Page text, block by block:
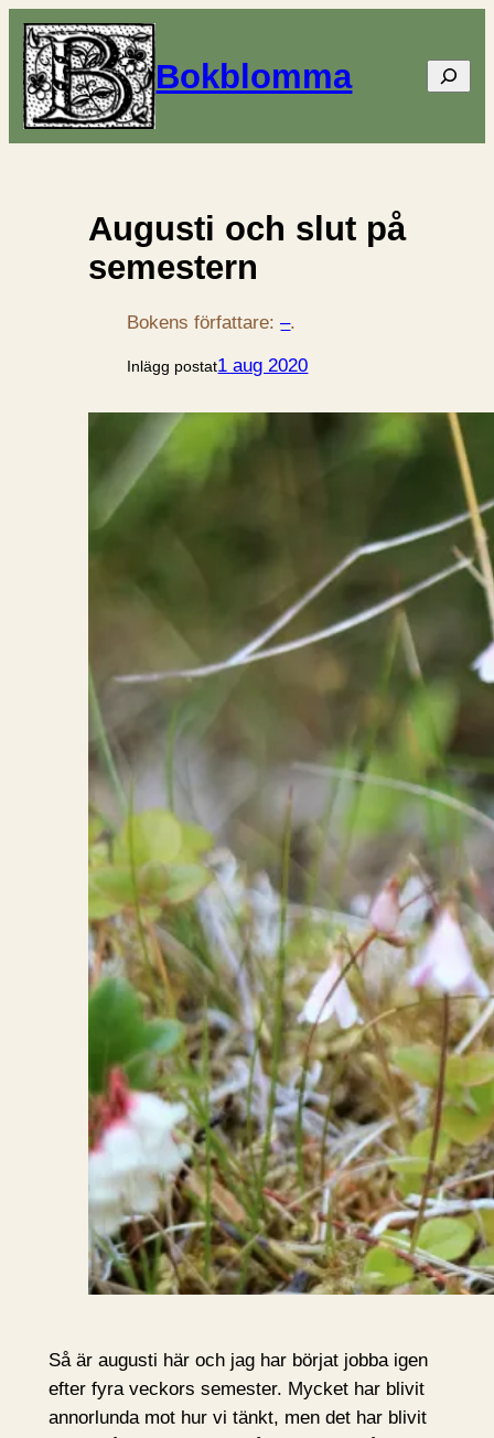
Bokblomma Sök
Augusti och slut på
semestern
Bokens författare:–.
Inlägg postat1 aug 2020
Så är augusti här och jag har börjat jobba igen
efter fyra veckors semester. Mycket har blivit
annorlunda mot hur vi tänkt, men det har blivit